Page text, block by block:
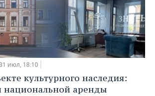
июл, 18:10
культурного наследия:
национальной аренды